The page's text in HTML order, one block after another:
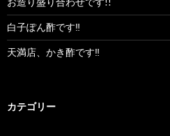
白子ぽん酢です‼︎
天満店、かき酢です‼︎
カテゴリー